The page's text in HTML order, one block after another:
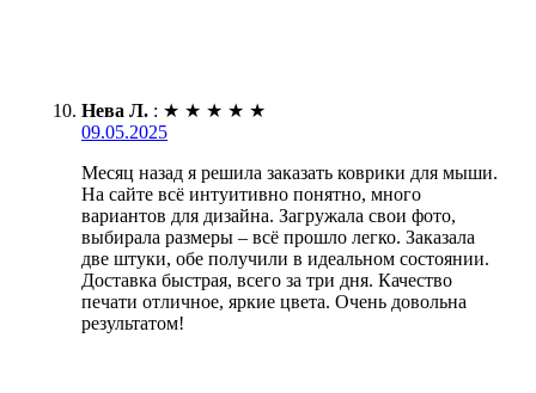
Нева Л. : ★ ★ ★ ★ ★
09.05.2025
Месяц назад я решила заказать коврики для мыши.
На сайте всё интуитивно понятно, много
вариантов для дизайна. Загружала свои фото,
выбирала размеры – всё прошло легко. Заказала
две штуки, обе получили в идеальном состоянии.
Доставка быстрая, всего за три дня. Качество
печати отличное, яркие цвета. Очень довольна
результатом!